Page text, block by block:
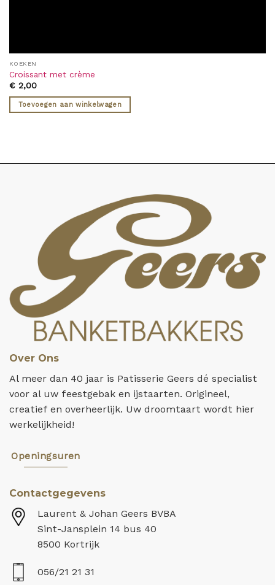
KOEKEN
Croissant met crème
€2,00
Toevoegen aan winkelwagen
Over Ons
Al meer dan 40 jaar is Patisserie Geers dé specialist
voor al uw feestgebak en ijstaarten. Origineel,
creatief en overheerlijk. Uw droomtaart wordt hier
werkelijkheid!
Openingsuren
Contactgegevens
Laurent & Johan Geers BVBA
Sint-Jansplein 14 bus 40
8500 Kortrijk
056/21 21 31